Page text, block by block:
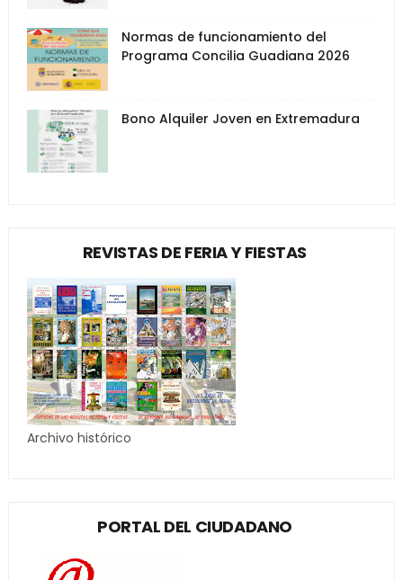
Normas de funcionamiento del
Programa Concilia Guadiana 2026
Bono Alquiler Joven en Extremadura
REVISTAS DE FERIA Y FIESTAS
Archivo histórico
PORTAL DEL CIUDADANO